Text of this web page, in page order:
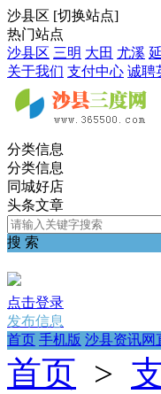
沙县区 [切换站点]
热门站点
沙县区 三明 大田 尤溪
关于我们 支付中心 诚聘
分类信息
分类信息
同城好店
头条文章
搜 索
点击登录
发布信息
首页 手机版 沙县资讯网
首页 >